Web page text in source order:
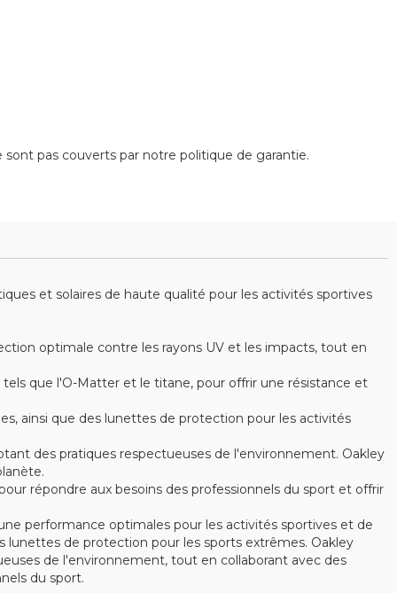
pas couverts par notre politique de garantie.
et solaires de haute qualité pour les activités sportives
optimale contre les rayons UV et les impacts, tout en
que l'O-Matter et le titane, pour offrir une résistance et
ainsi que des lunettes de protection pour les activités
des pratiques respectueuses de l'environnement. Oakley
répondre aux besoins des professionnels du sport et offrir
performance optimales pour les activités sportives et de
de protection pour les sports extrêmes. Oakley
de l'environnement, tout en collaborant avec des
du sport.